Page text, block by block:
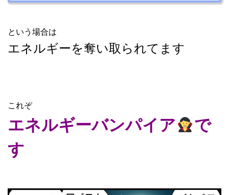
という場合は
エネルギーを奪い取られてます
これぞ
エネルギーバンパイア
で
す